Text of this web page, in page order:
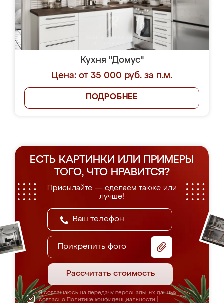
Кухня "Домус"
Цена: от 35 000 руб. за п.м.
ПОДРОБНЕЕ
ЕСТЬ КАРТИНКИ ИЛИ ПРИМЕРЫ
ТОГО, ЧТО НРАВИТСЯ?
Присылайте — сделаем также или
лучше!
Прикрепить фото
Рассчитать стоимость
Я соглашаюсь на передачу персональных данных
согласно Политике конфиденциальности